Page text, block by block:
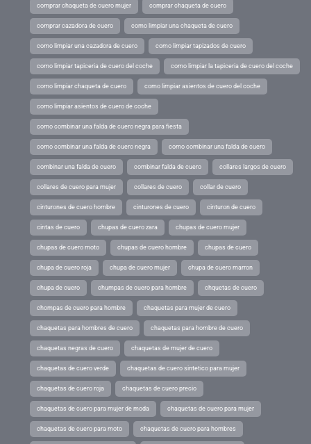
comprar chaqueta de cuero mujer comprar chaqueta de cuero
comprar cazadora de cuero como limpiar una chaqueta de cuero
como limpiar una cazadora de cuero como limpiar tapizados de cuero
como limpiar tapiceria de cuero del coche como limpiar la tapiceria de cuero del coche
como limpiar chaqueta de cuero como limpiar asientos de cuero del coche
como limpiar asientos de cuero de coche
como combinar una falda de cuero negra para fiesta
como combinar una falda de cuero negra como combinar una falda de cuero
combinar una falda de cuero combinar falda de cuero collares largos de cuero
collares de cuero para mujer collares de cuero collar de cuero
cinturones de cuero hombre cinturones de cuero cinturon de cuero
cintas de cuero chupas de cuero zara chupas de cuero mujer
chupas de cuero moto chupas de cuero hombre chupas de cuero
chupa de cuero roja chupa de cuero mujer chupa de cuero marron
chupa de cuero chumpas de cuero para hombre chquetas de cuero
chompas de cuero para hombre chaquetas para mujer de cuero
chaquetas para hombres de cuero chaquetas para hombre de cuero
chaquetas negras de cuero chaquetas de mujer de cuero
chaquetas de cuero verde chaquetas de cuero sintetico para mujer
chaquetas de cuero roja chaquetas de cuero precio
chaquetas de cuero para mujer de moda chaquetas de cuero para mujer
chaquetas de cuero para moto chaquetas de cuero para hombres